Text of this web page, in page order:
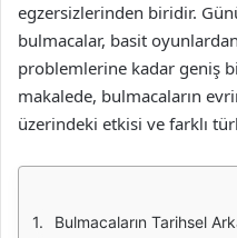
egzersizlerinden biridir.
bulmacalar, basit
problemlerine kadar geniş
makalede, bulmacaların
üzerindeki etkisi ve farklı
Bulmacaların Tarihsel